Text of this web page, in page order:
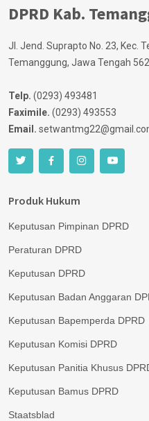
DPRD Kab.
Jl. Jend. Suprapto No. 23, Kec.
Temanggung, Jawa Tengah
Telp. (0293) 493481
Faximile. (0293) 493553
Email.
Produk Hukum
Keputusan Pimpinan DPRD
Peraturan DPRD
Keputusan DPRD
Keputusan Badan Anggaran
Keputusan Bapemperda DPRD
Keputusan Komisi DPRD
Keputusan Panitia Khusus
Keputusan Bamus DPRD
Staatsblad